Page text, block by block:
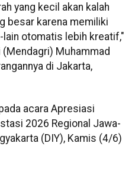
yang kecil akan kalah
besar karena memiliki
lain otomatis lebih kreatif,"
Muhammad
di Jakarta,
acara Apresiasi
2026 Regional Jawa-
(DIY), Kamis (4/6)